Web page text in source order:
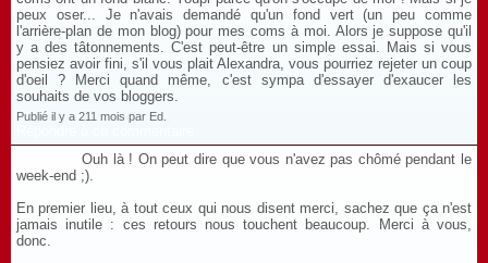
peux oser... Je n'avais demandé qu'un fond vert (un peu comme
l'arrière-plan de mon blog) pour mes coms à moi. Alors je suppose qu'il
y a des tâtonnements. C'est peut-être un simple essai. Mais si vous
pensiez avoir fini, s'il vous plait Alexandra, vous pourriez rejeter un coup
d'oeil ? Merci quand même, c'est sympa d'essayer d'exaucer les
souhaits de vos bloggers.
Publié il y a 211 mois par Ed.
Ouh là ! On peut dire que vous n'avez pas chômé pendant le
week-end ;).
En premier lieu, à tout ceux qui nous disent merci, sachez que ça n'est
jamais inutile : ces retours nous touchent beaucoup. Merci à vous,
donc.